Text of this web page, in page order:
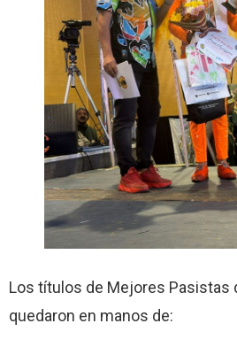
Los títulos de Mejores Pasistas
quedaron en manos de: